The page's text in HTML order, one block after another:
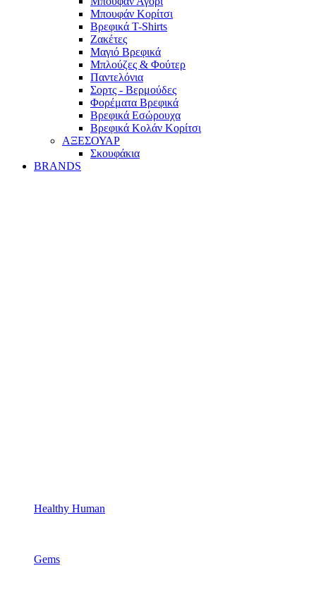
Mπουφάν Κορίτσι
Βρεφικά T-Shirts
Ζακέτες
Μαγιό Βρεφικά
Mπλούζες & Φούτερ
Παντελόνια
Σορτς - Βερμούδες
Φορέματα Βρεφικά
Βρεφικά Εσώρουχα
Βρεφικά Κολάν Κορίτσι
ΑΞΕΣΟΥΑΡ
Σκουφάκια
BRANDS
Healthy Human
Gems